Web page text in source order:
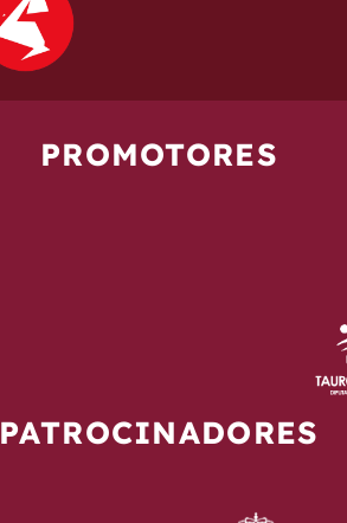
PROMOTORES
PATROCINADORES